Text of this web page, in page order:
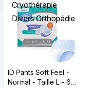
Cryothérapie
Divers Orthopédie
ID Pants Soft Feel -
Normal - Taille L - 6